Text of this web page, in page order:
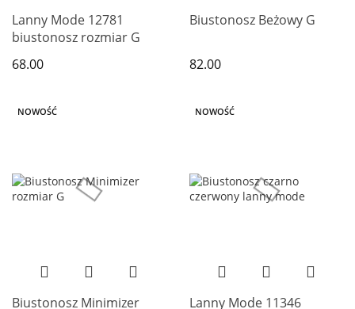
Lanny Mode 12781
biustonosz rozmiar G
68.00
Biustonosz Beżowy G
82.00
NOWOŚĆ
Biustonosz Minimizer
NOWOŚĆ
Lanny Mode 11346